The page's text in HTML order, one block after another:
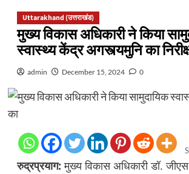
Uttarakhand (उत्तराखंड)
मुख्य विकास अधिकारी ने किया
स्वास्थ्य केंद्र अगस्त्यमुनि का
admin December 15, 2024 0
रुद्रप्रयाग: मुख्य विकास अधिकारी डॉ.